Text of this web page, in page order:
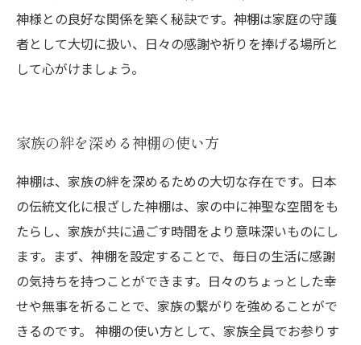
神様との良好な関係を築く秘訣です。神棚は家庭の守護
者として大切に扱い、日々の感謝や祈りを捧げる場所と
して心がけましょう。
家族の絆を深める神棚の使い方
神棚は、家族の絆を深めるための大切な存在です。日本
の伝統文化に根ざした神棚は、家の中に神聖な空間をも
たらし、家族が共に過ごす時間をより意味深いものにし
ます。まず、神棚を設定することで、毎日の生活に感謝
の気持ちを持つことができます。日々のちょっとした幸
せや無事を祈ることで、家族の繋がりを強めることがで
きるのです。 神棚の使い方として、家族全員でお参りす